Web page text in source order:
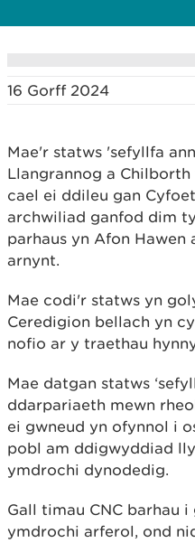
16 Gorff 2024
Mae'r statws 'sefyllfa
Llangrannog a
cael ei ddileu gan
archwiliad ganfod dim
parhaus yn Afon
arnynt.
Mae codi'r statws yn
Ceredigion bellach yn
nofio ar y traethau
Mae datgan statws
ddarpariaeth mewn
ei gwneud yn ofynnol i
pobl am ddigwyddiad
ymdrochi dynodedig.
Gall timau CNC barhau
ymdrochi arferol, ond